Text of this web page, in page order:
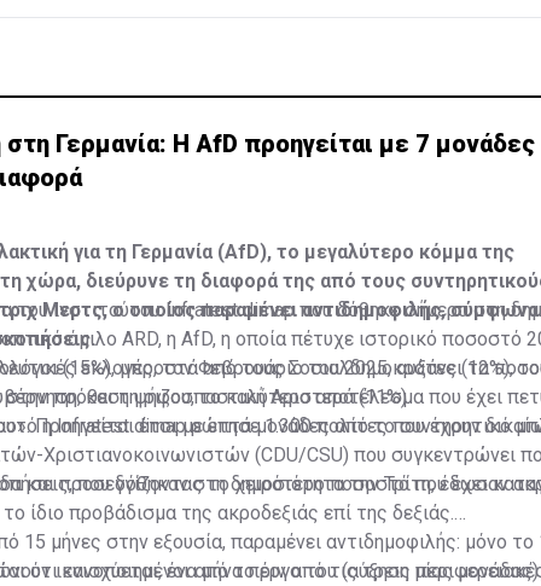
Γερμανία: Η AfD προηγείται με 7 μονάδες
για τη Γερμανία (AfD), το μεγαλύτερο κόμμα της
χώρα, διεύρυνε τη διαφορά της από τους
Μερτς, ο οποίος παραμένει αντιδημοφιλής, σύμφωνα
του ινστιτούτου Infratest dimap που δόθηκε σήμερα στη
όμιλο ARD, η AfD, η οποία πέτυχε ιστορικό ποσοστό
εκλογές, τον Φεβρουάριο του 2025, αυξάνει τα
πρόθεση ψήφου, το καλύτερο αποτέλεσμα που έχει
Προηγείται έτσι με επτά μονάδες από το συντηρητικό
Χριστιανοκοινωνιστών (CDU/CSU) που συγκεντρώνει
και προσεγγίζοντας το χειρότερο ποσοστό που έχει
(15%), μπροστά από τους Σοσιαλδημοκράτες (12%),
και τη ριζοσπαστική Αριστερά (11%).
η Infratest dimap ρώτησε 1.300 πολίτες που έχουν
που δόθηκαν στη δημοσιότητα την Τρίτη, έδωσαν
ίδιο προβάδισμα της ακροδεξιάς επί της δεξιάς.
ότι ενισχύεται, ένα μήνα πριν από τις τρεις
15 μήνες στην εξουσία, παραμένει αντιδημοφιλής: μόνο
ικανοποιημένοι από το έργο του (αύξηση μίας